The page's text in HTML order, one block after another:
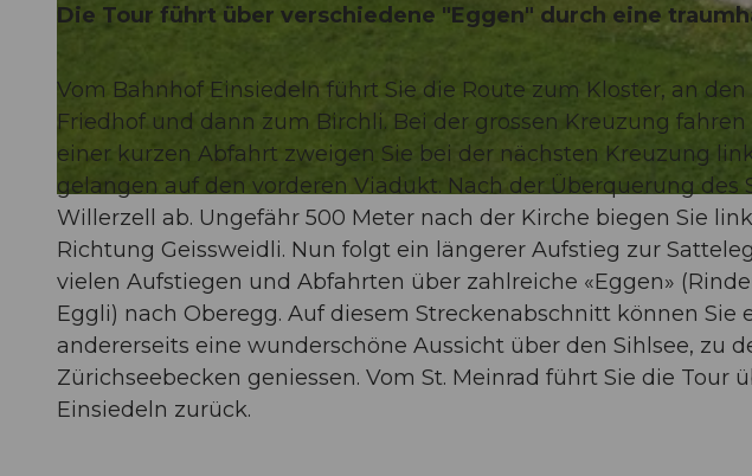
Die Tour führt über verschiedene "Eggen" durch eine
Vom Bahnhof Einsiedeln führt Sie die Route zum Kloster, an
Friedhof und dann zum Birchli. Bei der grossen Kreuzung
einer kurzen Abfahrt zweigen Sie bei der nächsten Kreuzung
gelangen auf den vorderen Viadukt. Nach der Überquerung des
Willerzell ab. Ungefähr 500 Meter nach der Kirche biegen Sie
Richtung Geissweidli. Nun folgt ein längerer Aufstieg zur
vielen Aufstiegen und Abfahrten über zahlreiche «Eggen»
Eggli) nach Oberegg. Auf diesem Streckenabschnitt können Sie
andererseits eine wunderschöne Aussicht über den Sihlsee, zu
Zürichseebecken geniessen. Vom St. Meinrad führt Sie die Tour
Einsiedeln zurück.